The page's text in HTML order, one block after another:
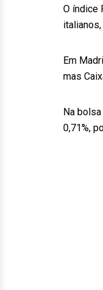
O índice
italianos,
Em
mas
Na
0,71%,